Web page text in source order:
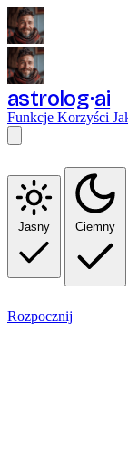
astrolog ai
Funkcje Korzyści
Jasny Ciemny
Rozpocznij